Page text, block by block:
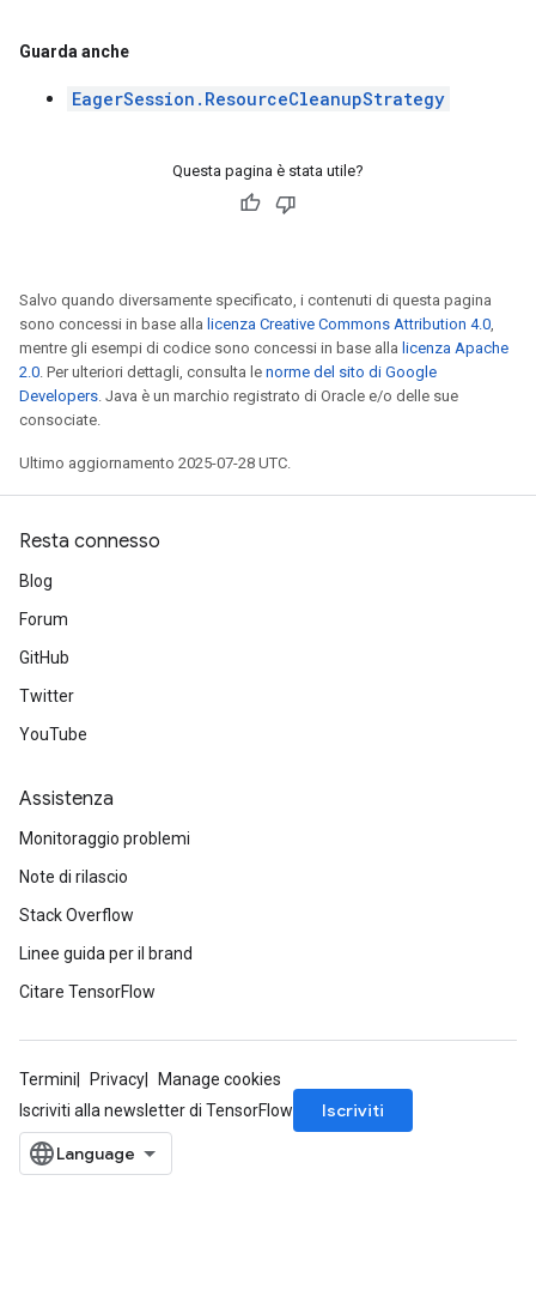
Guarda anche
EagerSession.ResourceCleanupStrategy
Questa pagina è stata utile?
Salvo quando diversamente specificato, i contenuti di questa pagina
sono concessi in base alla licenza Creative Commons Attribution 4.0,
mentre gli esempi di codice sono concessi in base alla licenza Apache
2.0. Per ulteriori dettagli, consulta le norme del sito di Google
Developers. Java è un marchio registrato di Oracle e/o delle sue
consociate.
Ultimo aggiornamento 2025-07-28 UTC.
Resta connesso
Blog
Forum
GitHub
Twitter
YouTube
Assistenza
Monitoraggio problemi
Note di rilascio
Stack Overflow
Linee guida per il brand
Citare TensorFlow
Termini Privacy
Manage cookies
Iscriviti alla newsletter di TensorFlow
Iscriviti